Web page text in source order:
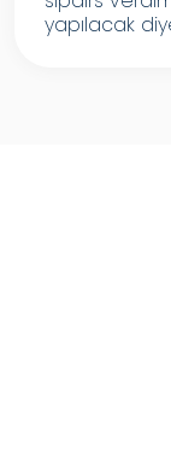
yapılacak